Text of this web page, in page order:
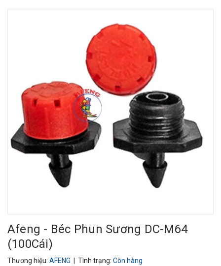
Afeng - Béc Phun Sương DC-M64
(100Cái)
Thương hiệu: AFENG | Tình trạng: Còn hàng